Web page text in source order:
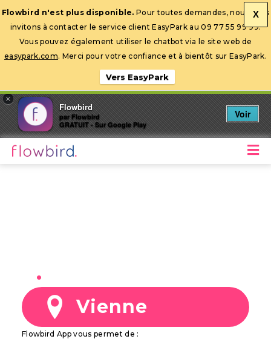
Ouvrir la barre d’outils
X
Flowbird n'est plus disponible. Pour toutes demandes, nous vous
invitons à contacter le service client EasyPark au 09 77 55 99 99.
Vous pouvez également utiliser le chatbot via le site web de
easypark.com. Merci pour votre confiance et à bientôt sur EasyPark.
Vers EasyPark
×
Flowbird
par Flowbird
GRATUIT - Sur Google Play
Voir
Vienne
Flowbird App vous permet de :